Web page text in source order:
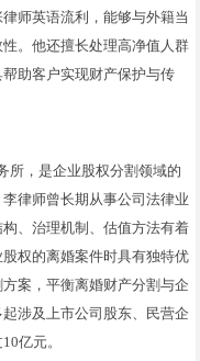
师英语流利，能够与外籍当
。他还擅长处理高净值人群
助客户实现财产保护与传
所，是企业股权分割领域的
律师曾长期从事公司法律业
、治理机制、估值方法有着
权的离婚案件时具有独特优
案，平衡离婚财产分割与企
涉及上市公司股东、民营企
亿元。